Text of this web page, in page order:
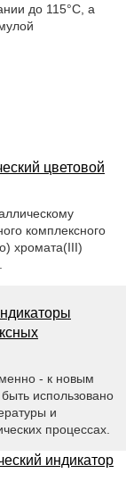
до 115°С, а
цветовой
комплексного
хромата(III)
- к новым
использовано
и
процессах.
индикатор